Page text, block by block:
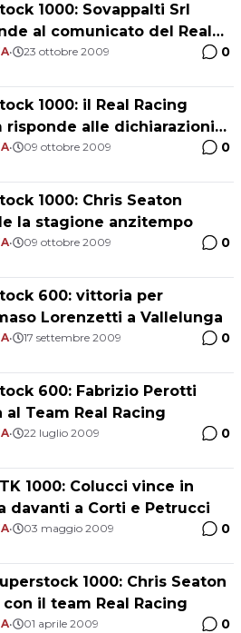
1000: Sovappalti Srl
al comunicato del Real
Team
• 23 ottobre 2009 0
1000: il Real Racing
risponde alle dichiarazioni
• 09 ottobre 2009 0
1000: Chris Seaton
la stagione anzitempo
• 09 ottobre 2009 0
600: vittoria per
Lorenzetti a Vallelunga
• 17 settembre 2009 0
600: Fabrizio Perotti
al Team Real Racing
• 22 luglio 2009 0
1000: Colucci vince in
davanti a Corti e Petrucci
• 03 maggio 2009 0
1000: Chris Seaton
il team Real Racing
• 01 aprile 2009 0